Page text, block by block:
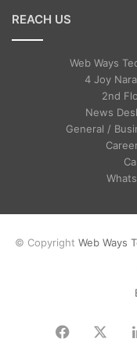
REACH US
Web Ways
4 Joy
2nd
News
General /
© Copyright Web Ways
Facebook